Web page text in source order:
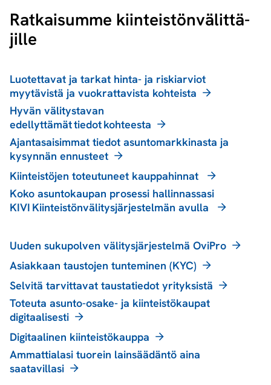
Ratkaisumme kiin­teis­tön­vä­lit­tä­
jil­le
Luotettavat ja tarkat hinta- ja riskiarviot
myytävistä ja vuokrattavista kohteista
Hyvän välitystavan
edellyttämät tiedot kohteesta
Ajantasaisimmat tiedot asuntomarkkinasta ja
kysynnän ennusteet
Kiinteistöjen toteutuneet kauppahinnat
Koko asuntokaupan prosessi hallinnassasi
KIVI Kiinteistönvälitysjärjestelmän avulla
Uuden sukupolven välitysjärjestelmä OviPro
Asiakkaan taustojen tunteminen (KYC)
Selvitä tarvittavat taustatiedot yrityksistä
Toteuta asunto-osake- ja kiinteistökaupat
digitaalisesti
Digitaalinen kiinteistökauppa
Ammattialasi tuorein lainsäädäntö aina
saatavillasi